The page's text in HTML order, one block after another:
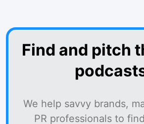
Find and pitch
We help savvy brands,
PR professionals to